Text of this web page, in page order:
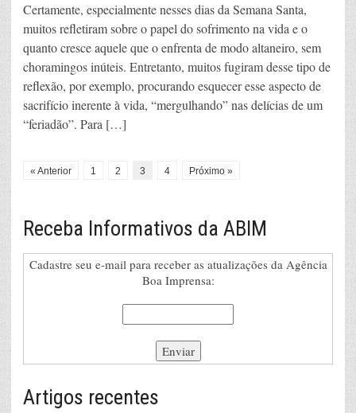
Certamente, especialmente nesses dias da Semana Santa,
muitos refletiram sobre o papel do sofrimento na vida e o
quanto cresce aquele que o enfrenta de modo altaneiro, sem
choramingos inúteis. Entretanto, muitos fugiram desse tipo de
reflexão, por exemplo, procurando esquecer esse aspecto de
sacrifício inerente à vida, “mergulhando” nas delícias de um
“feriadão”. Para […]
« Anterior 1 2 3 4 Próximo »
Receba Informativos da ABIM
Cadastre seu e-mail para receber as atualizações da Agência
Boa Imprensa:
Artigos recentes